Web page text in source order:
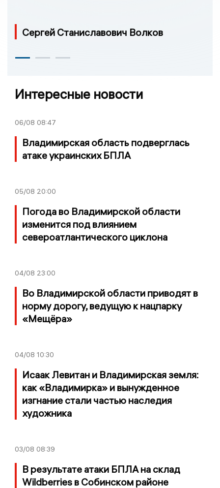
Сергей Станиславович Волков
Интересные новости
06/08 08:47
Владимирская область подверглась
атаке украинских БПЛА
05/08 20:00
Погода во Владимирской области
изменится под влиянием
североатлантического циклона
04/08 23:00
Во Владимирской области приводят в
норму дорогу, ведущую к нацпарку
«Мещёра»
04/08 10:30
Исаак Левитан и Владимирская земля:
как «Владимирка» и вынужденное
изгнание стали частью наследия
художника
03/08 08:39
В результате атаки БПЛА на склад
Wildberries в Собинском районе